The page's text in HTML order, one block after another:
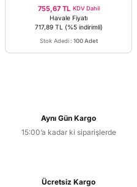
755,67 TL KDV Dahil
Havale Fiyatı
717,89 TL
(%5 indirimli)
Stok Adedi : 100 Adet
Aynı Gün Kargo
15:00’a kadar ki siparişlerde
Ücretsiz Kargo